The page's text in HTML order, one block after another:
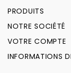
PRODUITS
NOTRE SOCIÉTÉ
VOTRE COMPTE
INFORMATIONS